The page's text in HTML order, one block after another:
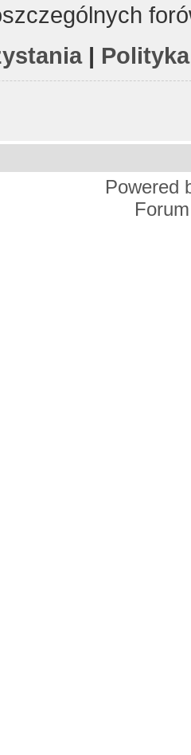
|
Powered